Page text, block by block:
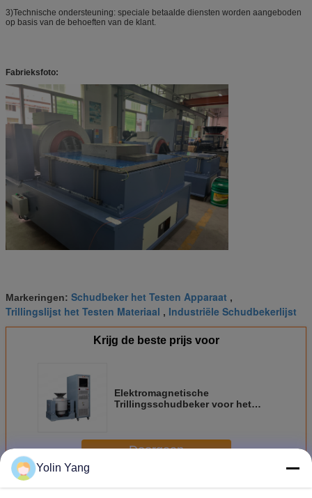
3)Technische ondersteuning: speciale betaalde diensten worden aangeboden
op basis van de behoeften van de klant.
Fabrieksfoto:
Markeringen: Schudbeker het Testen Apparaat ,
Trillingslijst het Testen Materiaal , Industriële Schudbekerlijst
Krijg de beste prijs voor
Elektromagnetische
Trillingsschudbeker voor het
Doorgaan
MeerTrillingen testmachine
Yolin Yang